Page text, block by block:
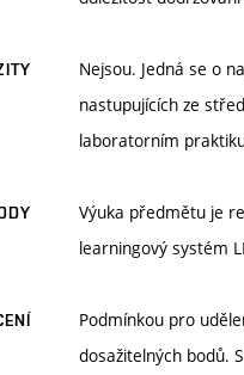
Nejsou. Jedná se o
nastupujících ze
laboratorním
Výuka předmětu je
learningový systém
Podmínkou pro
dosažitelných bodů.